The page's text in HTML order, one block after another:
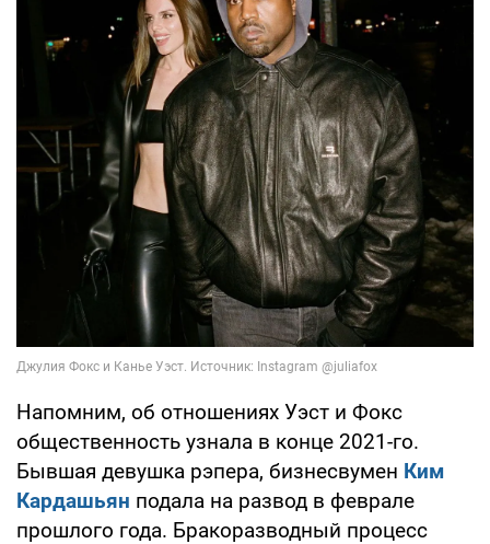
Напомним, об отношениях Уэст и Фокс
общественность узнала в конце 2021-го.
Бывшая девушка рэпера, бизнесвумен Ким
Кардашьян подала на развод в феврале
прошлого года. Бракоразводный процесс